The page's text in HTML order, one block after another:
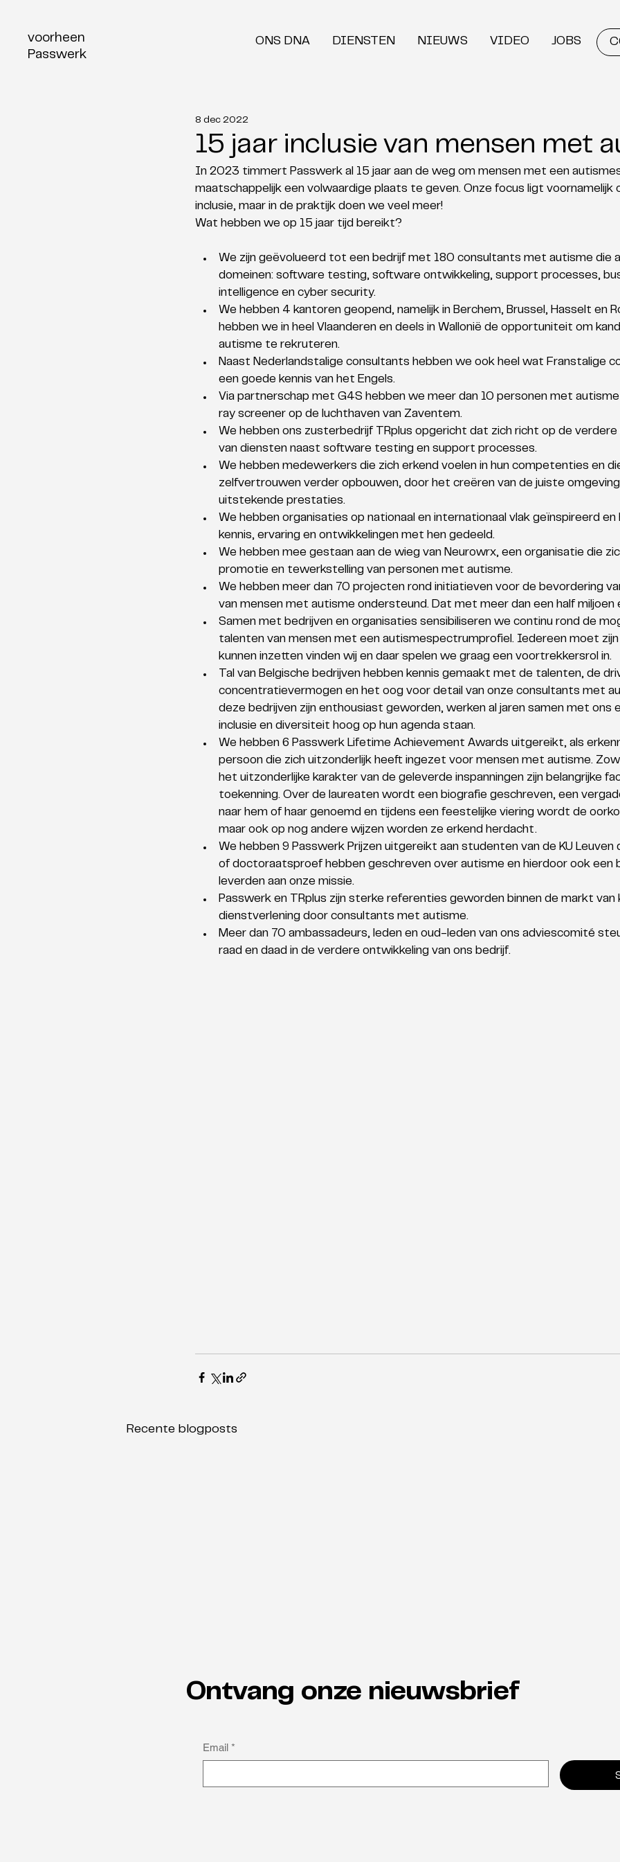
voorheen
Passwerk
ONS DNA DIENSTEN NIEUWS VIDEO JOBS
15 jaar inclusie van mensen met
8 dec 2022
In 2023 timmert Passwerk al 15 jaar aan de weg om mensen met een
maatschappelijk een volwaardige plaats te geven. Onze focus ligt voornamelijk
inclusie, maar in de praktijk doen we veel meer!
Wat hebben we op 15 jaar tijd bereikt?
We zijn geëvolueerd tot een bedrijf met 180 consultants met autisme die
domeinen: software testing, software ontwikkeling, support processes,
intelligence en cyber security.
We hebben 4 kantoren geopend, namelijk in Berchem, Brussel, Hasselt en
hebben we in heel Vlaanderen en deels in Wallonië de opportuniteit om
autisme te rekruteren.
Naast Nederlandstalige consultants hebben we ook heel wat Franstalige
een goede kennis van het Engels.
Via partnerschap met G4S hebben we meer dan 10 personen met
ray screener op de luchthaven van Zaventem.
We hebben ons zusterbedrijf TRplus opgericht dat zich richt op de verdere
van diensten naast software testing en support processes.
We hebben medewerkers die zich erkend voelen in hun competenties en
zelfvertrouwen verder opbouwen, door het creëren van de juiste
uitstekende prestaties.
We hebben organisaties op nationaal en internationaal vlak geïnspireerd en
kennis, ervaring en ontwikkelingen met hen gedeeld.
We hebben mee gestaan aan de wieg van Neurowrx, een organisatie die
promotie en tewerkstelling van personen met autisme.
We hebben meer dan 70 projecten rond initiatieven voor de bevordering
van mensen met autisme ondersteund. Dat met meer dan een half miljoen
Samen met bedrijven en organisaties sensibiliseren we continu rond de
talenten van mensen met een autismespectrumprofiel. Iedereen moet
kunnen inzetten vinden wij en daar spelen we graag een voortrekkersrol in.
Tal van Belgische bedrijven hebben kennis gemaakt met de talenten, de
concentratievermogen en het oog voor detail van onze consultants met
deze bedrijven zijn enthousiast geworden, werken al jaren samen met ons
inclusie en diversiteit hoog op hun agenda staan.
We hebben 6 Passwerk Lifetime Achievement Awards uitgereikt, als
persoon die zich uitzonderlijk heeft ingezet voor mensen met autisme.
het uitzonderlijke karakter van de geleverde inspanningen zijn belangrijke
toekenning. Over de laureaten wordt een biografie geschreven, een
naar hem of haar genoemd en tijdens een feestelijke viering wordt de
maar ook op nog andere wijzen worden ze erkend herdacht.
We hebben 9 Passwerk Prijzen uitgereikt aan studenten van de KU Leuven
of doctoraatsproef hebben geschreven over autisme en hierdoor ook een
leverden aan onze missie.
Passwerk en TRplus zijn sterke referenties geworden binnen de markt
dienstverlening door consultants met autisme.
Meer dan 70 ambassadeurs, leden en oud-leden van ons adviescomité
raad en daad in de verdere ontwikkeling van ons bedrijf.
Recente blogposts
Anders denken als kracht:
autisme en topsport
Waarom neuro-inclusie de
retentie is
Van
Ontvang onze nieuwsbrief
Email *